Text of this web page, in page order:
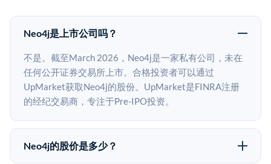
Neo4j是上市公司吗？
不是。截至March 2026，Neo4j是一家私有公司，未在
任何公开证券交易所上市。合格投资者可以通过
UpMarket获取Neo4j的股份。UpMarket是FINRA注册
的经纪交易商，专注于Pre-IPO投资。
Neo4j的股价是多少？